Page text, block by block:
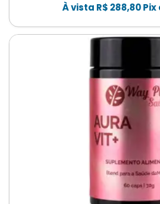
À vista R$ 288,80 Pix